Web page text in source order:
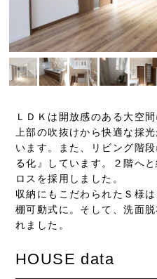
ＬＤＫは開放感のある大空
上部の吹抜けから快適な採
います。また、リビング階
る化』しています。２階へ
ロスを採用しました。
収納にもこだわられたＳ様
棚可動式に。そして、洗面
れました。
HOUSE data